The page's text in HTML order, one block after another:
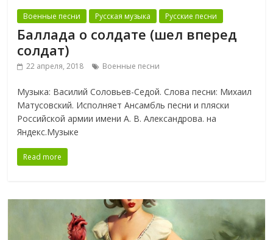
Военные песни Русская музыка Русские песни
Баллада о солдате (шел вперед
солдат)
22 апреля, 2018 Военные песни
Музыка: Василий Соловьев-Седой. Слова песни: Михаил
Матусовский. Исполняет Ансамбль песни и пляски
Российской армии имени А. В. Александрова. на
Яндекс.Музыке
Read more